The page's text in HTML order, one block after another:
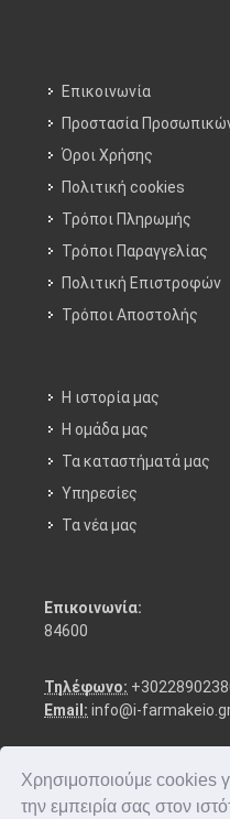
Χρησιμοποιούμε cookies
την εμπειρία σας στον
Επικοινωνία
Προστασία
Όροι Χρήσης
Πολιτική cookies
Τρόποι Πληρωμής
Τρόποι Παραγγελίας
Πολιτική Επιστροφών
Τρόποι Aποστολής
Η ιστορία μας
Η ομάδα μας
Τα καταστήματά μας
Υπηρεσίες
Τα νέα μας
Επικοινωνία:
84600
Τηλέφωνο:
Email: info@i-